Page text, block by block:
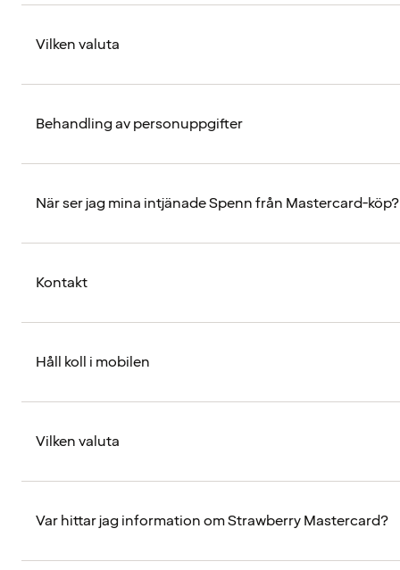
Vilken valuta
Behandling av personuppgifter
När ser jag mina intjänade Spenn från Mastercard-köp?
Kontakt
Håll koll i mobilen
Vilken valuta
Var hittar jag information om Strawberry Mastercard?